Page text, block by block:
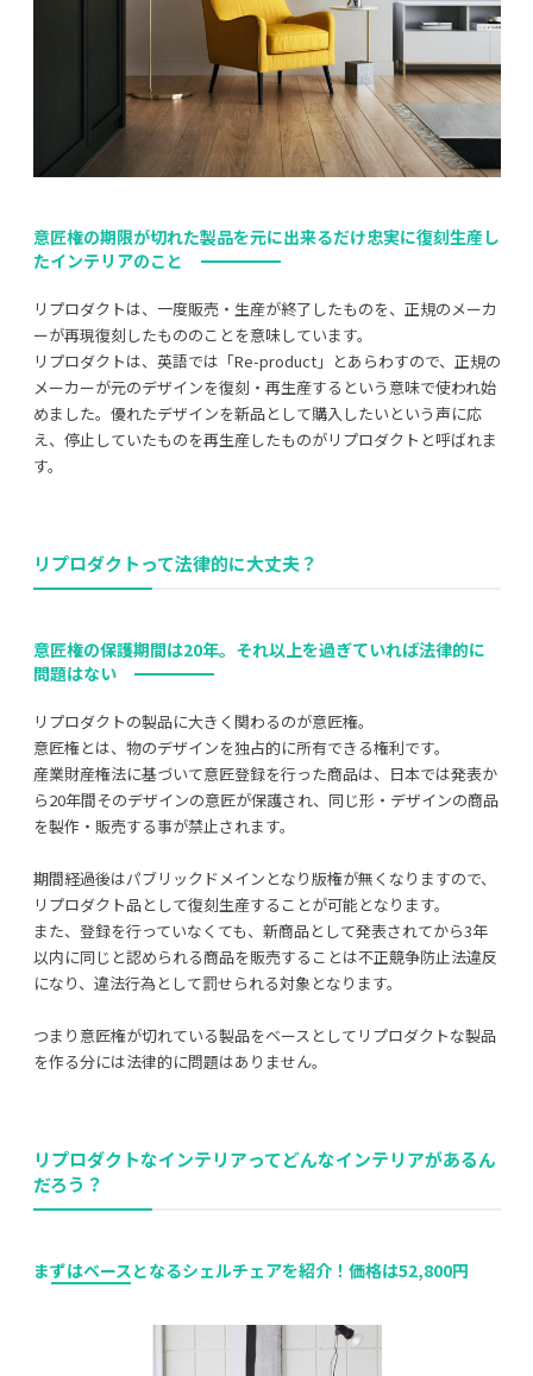
意匠権の期限が切れた製品を元に出来るだけ忠実に復刻生産し
たインテリアのこと
リプロダクトは、一度販売・生産が終了したものを、正規のメーカ
ーが再現復刻したもののことを意味しています。
リプロダクトは、英語では「Re-product」とあらわすので、正規の
メーカーが元のデザインを復刻・再生産するという意味で使われ始
めました。優れたデザインを新品として購入したいという声に応
え、停止していたものを再生産したものがリプロダクトと呼ばれま
す。
リプロダクトって法律的に大丈夫？
意匠権の保護期間は20年。それ以上を過ぎていれば法律的に
問題はない
リプロダクトの製品に大きく関わるのが意匠権。
意匠権とは、物のデザインを独占的に所有できる権利です。
産業財産権法に基づいて意匠登録を行った商品は、日本では発表か
ら20年間そのデザインの意匠が保護され、同じ形・デザインの商品
を製作・販売する事が禁止されます。
期間経過後はパブリックドメインとなり版権が無くなりますので、
リプロダクト品として復刻生産することが可能となります。
また、登録を行っていなくても、新商品として発表されてから3年
以内に同じと認められる商品を販売することは不正競争防止法違反
になり、違法行為として罰せられる対象となります。
つまり意匠権が切れている製品をベースとしてリプロダクトな製品
を作る分には法律的に問題はありません。
リプロダクトなインテリアってどんなインテリアがあるん
だろう？
まずはベースとなるシェルチェアを紹介！価格は52,800円